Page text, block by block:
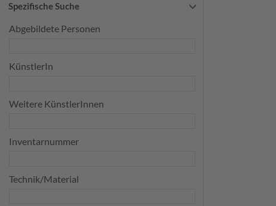
Spezifische Suche
Abgebildete Personen
KünstlerIn
Weitere KünstlerInnen
Inventarnummer
Technik/Material